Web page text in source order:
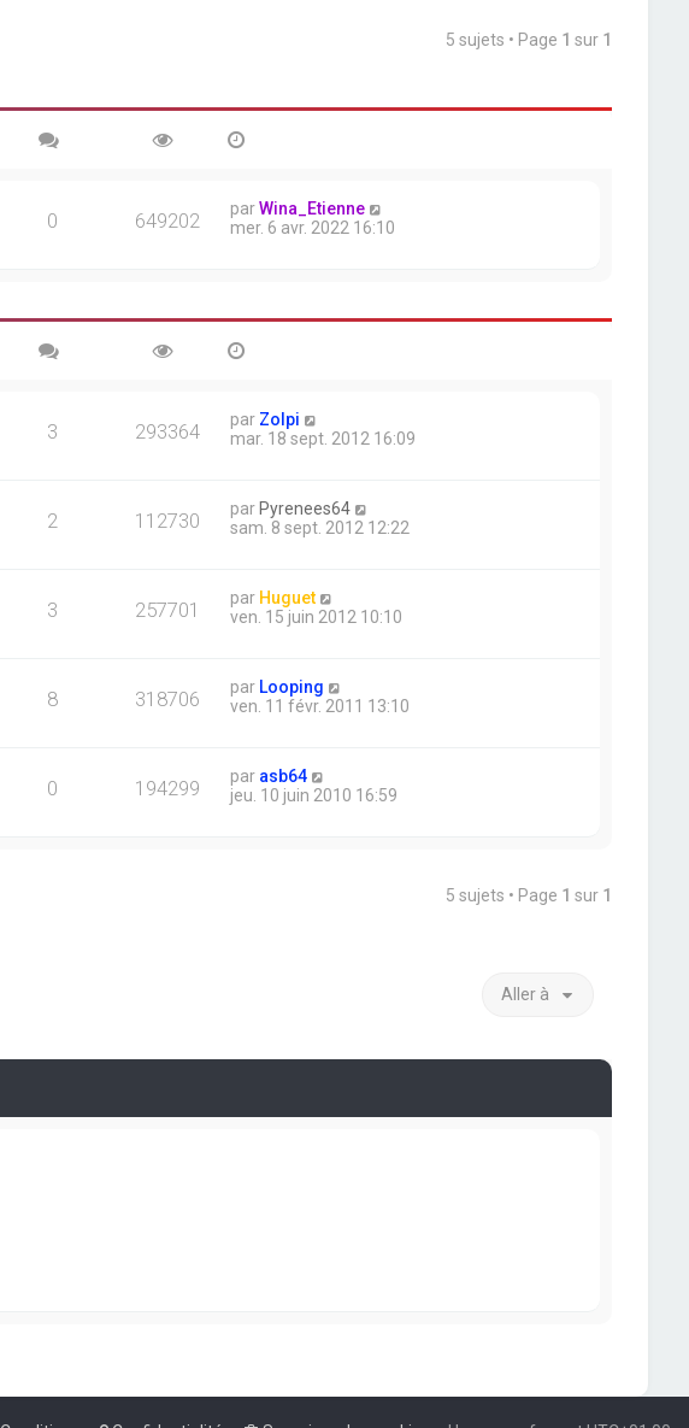
5 sujets • Page 1 sur 1
0 649202 parWina_Etienne
mer. 6 avr. 2022 16:10
3 293364 par Zolpi
mar. 18 sept. 2012 16:09
2 112730 par Pyrenees64
sam. 8 sept. 2012 12:22
3 257701 par Huguet
ven. 15 juin 2012 10:10
8 318706 par Looping
ven. 11 févr. 2011 13:10
0 194299 par asb64
jeu. 10 juin 2010 16:59
5 sujets • Page 1 sur 1
Aller à